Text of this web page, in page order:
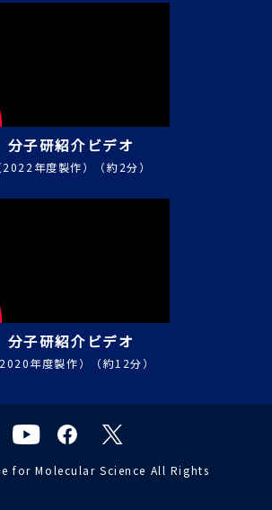
分子研紹介ビデオ
2022年度製作）（約2分）
分子研紹介ビデオ
2020年度製作）（約12分）
for Molecular Science All Rights